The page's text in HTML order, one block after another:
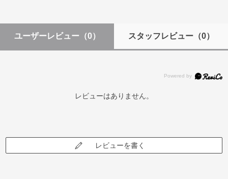
ユーザーレビュー （0） スタッフレビュー（0）
レビューはありません。
レビューを書く